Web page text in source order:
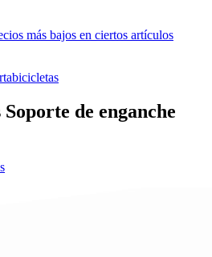
más bajos en ciertos artículos
de enganche